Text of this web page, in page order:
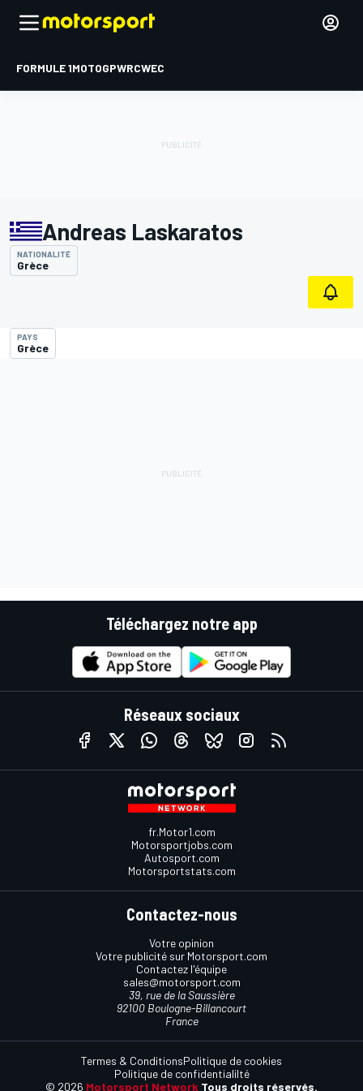
FORMULE 1MOTOGPWRCWEC
Andreas Laskaratos
NATIONALITÉ
Grèce
PAYS
Grèce
Téléchargez notre app
Réseaux sociaux
fr.Motor1.com
Motorsportjobs.com
Autosport.com
Motorsportstats.com
Contactez-nous
Votre opinion
Votre publicité sur Motorsport.com
Contactez l'équipe
sales@motorsport.com
39, rue de la Saussière
92100 Boulogne-Billancourt
France
© 2026 Motorsport Network Tous droits réservés.
Termes & ConditionsPolitique de cookies
Politique de confidentialilté